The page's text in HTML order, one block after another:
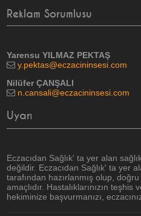
Reklam Sorumlusu
Yarensu YILMAZ PEKTAŞ
y.pektas@eczacininsesi.com
Nilüfer ÇANŞALI
n.cansali@eczacininsesi.com
Uyarı
Eczacıdan Sağlık' ta yer alan
değildir. Eczacıdan Sağlık' ta yer
tarafından hazırlanmış olup,
amaçlıdır. Hastalıklarınızın
hekiminize başvurmanızı,